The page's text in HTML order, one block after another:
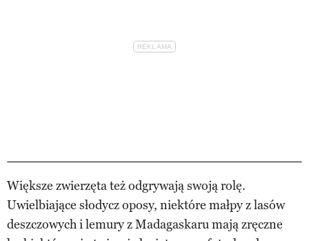
Większe zwierzęta też odgrywają swoją rolę.
Uwielbiające słodycz oposy, niektóre małpy z lasów
deszczowych i lemury z Madagaskaru mają zręczne